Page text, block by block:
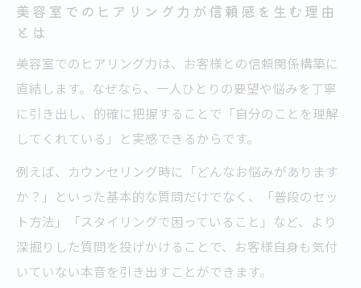
美容室でのヒアリング力が信頼感を生む理由
とは
美容室でのヒアリング力は、お客様との信頼関係構築に
直結します。なぜなら、一人ひとりの要望や悩みを丁寧
に引き出し、的確に把握することで「自分のことを理解
してくれている」と実感できるからです。
例えば、カウンセリング時に「どんなお悩みがあります
か？」といった基本的な質問だけでなく、「普段のセッ
ト方法」「スタイリングで困っていること」など、より
深掘りした質問を投げかけることで、お客様自身も気付
いていない本音を引き出すことができます。